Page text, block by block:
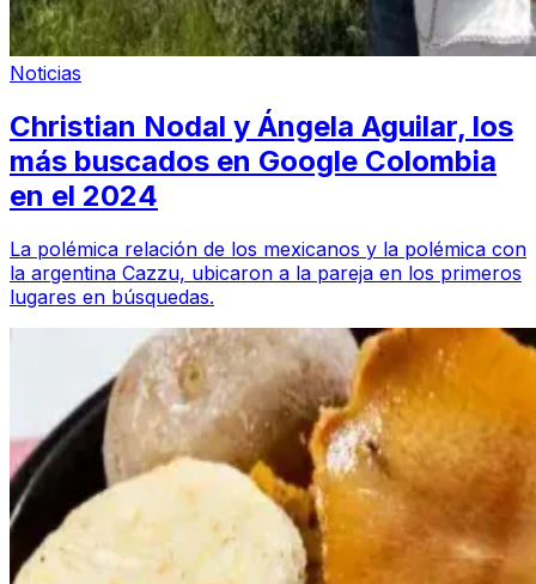
Noticias
Christian Nodal y Ángela Aguilar, los
más buscados en Google Colombia
en el 2024
La polémica relación de los mexicanos y la polémica con
la argentina Cazzu, ubicaron a la pareja en los primeros
lugares en búsquedas.